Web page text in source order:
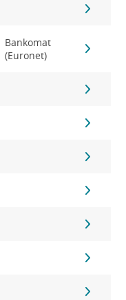
Bankomat
(Euronet)